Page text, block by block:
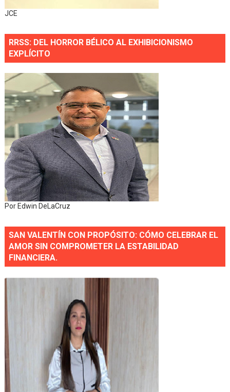
JCE
RRSS: DEL HORROR BÉLICO AL EXHIBICIONISMO
EXPLÍCITO
Por Edwin DeLaCruz
SAN VALENTÍN CON PROPÓSITO: CÓMO CELEBRAR EL
AMOR SIN COMPROMETER LA ESTABILIDAD
FINANCIERA.